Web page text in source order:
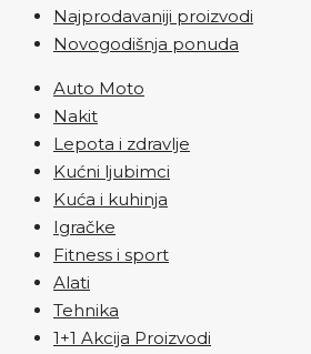
Najprodavaniji proizvodi
Novogodišnja ponuda
Auto Moto
Nakit
Lepota i zdravlje
Kućni ljubimci
Kuća i kuhinja
Igračke
Fitness i sport
Alati
Tehnika
1+1 Akcija Proizvodi